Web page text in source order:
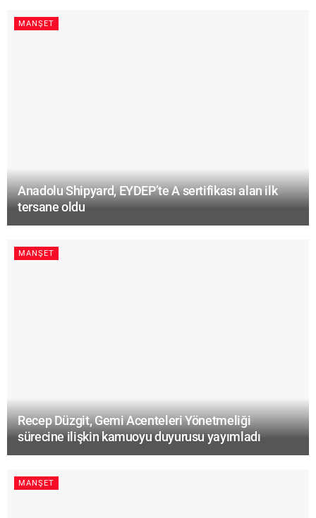
MANŞET
Anadolu Shipyard, EYDEP’te A sertifikası alan ilk
tersane oldu
MANŞET
Recep Düzgit, Gemi Acenteleri Yönetmeliği
sürecine ilişkin kamuoyu duyurusu yayımladı
MANŞET